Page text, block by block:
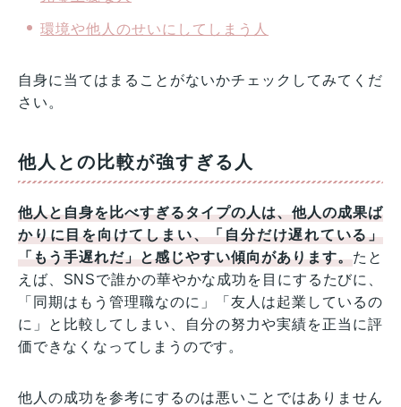
環境や他人のせいにしてしまう人
自身に当てはまることがないかチェックしてみてくだ
さい。
他人との比較が強すぎる人
他人と自身を比べすぎるタイプの人は、他人の成果ば
かりに目を向けてしまい、「自分だけ遅れている」
「もう手遅れだ」と感じやすい傾向があります。たと
えば、SNSで誰かの華やかな成功を目にするたびに、
「同期はもう管理職なのに」「友人は起業しているの
に」と比較してしまい、自分の努力や実績を正当に評
価できなくなってしまうのです。
他人の成功を参考にするのは悪いことではありません